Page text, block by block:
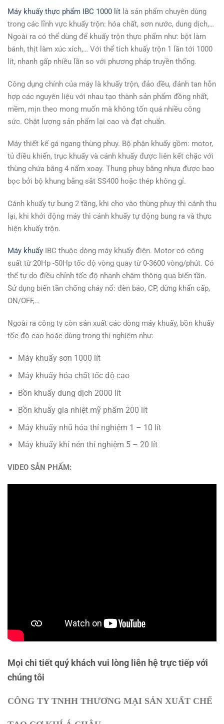
Máy khuấy thực phẩm IBC 1000 lít là sản phẩm chuyên dùng
trong các lĩnh vực khuấy trộn: hóa chất, sơn nước, dung dịch,…
Ngoài ra có thể dùng để khuấy trộn thực phẩm như: bột làm
bánh, thịt làm xúc xích,… Với thể tích khuấy trộn 1 lần tới 1000
lít, nhanh gấp nhiều lần so với phương pháp truyền thống.
Công dụng chính của máy là khuấy trộn, đảo đều, đánh tan hỗn
hợp các nguyên liệu với nhau tạo thành sản phẩm đồng nhất,
mềm, mịn theo mong muốn mà không tốn quá nhiều công
sức. Chật lượng sản phẩm lại cao và đạt chuẩn.
Máy thiết kế gá ngang thùng phuy. Bộ phận khuấy gồm: motor,
tủ điều khiển, trục khuấy và cánh khuấy được liên kết chặc với
thùng chứa bằng 4 nấm xoay. Thung phuy bằng nhựa được bao
bọc bởi bộ khung bằng sắt SS400 hoặc thép không gỉ.
Cánh khuấy tự bung 2 tầng, khi cho vào thùng phuy thì cánh thu
lại, khi khởi động máy thì cánh khuấy tự động bung ra và thực
hiện khuấy trộn.
Máy khuấy IBC thuộc dòng máy khuấy điện. Motor có công
suất từ 20Hp -50Hp tốc độ vòng quay từ 0-3600 vòng/phút. Có
thể tự do điều chỉnh tốc độ nhanh chậm thông qua biến tần.
Sử dụng biến tần chống cháy nổ: đèn báo, CP, dừng khẩn cấp,
ON/OFF,…
Ngoài ra công ty còn sản xuất các dòng máy khuấy, bồn khuấy
tốc độ cao hoặc dùng trong thí nghiệm như:
Máy khuấy sơn 1000 lít
Máy khuấy hóa chất tốc độ cao
Bồn khuấy dung dịch 2000 lít
Bồn khuấy gia nhiệt mỹ phẩm 200 lít
Máy khuấy nhũ hóa thí nghiệm 1 – 10 lít
Máy khuấy khí nén thí nghiệm 5 – 20 lít
VIDEO SẢN PHẨM:
Mọi chi tiết quý khách vui lòng liên hệ trực tiếp với
chúng tôi
CÔNG TY TNHH THƯƠNG MẠI SẢN XUẤT CHẾ